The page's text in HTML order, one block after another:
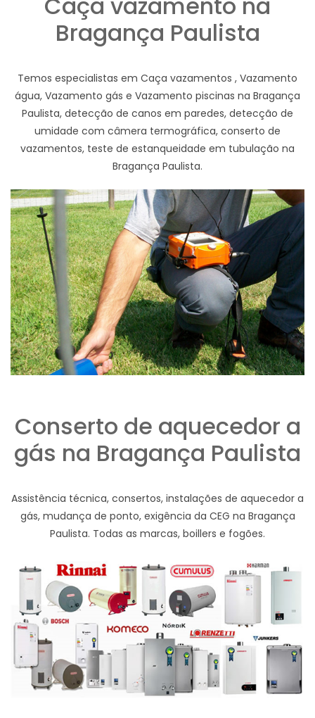
Bragança Paulista
Temos especialistas em Caça vazamentos , Vazamento
água, Vazamento gás e Vazamento piscinas na Bragança
Paulista, detecção de canos em paredes, detecção de
umidade com câmera termográfica, conserto de
vazamentos, teste de estanqueidade em tubulação na
Bragança Paulista.
Conserto de aquecedor a
gás na Bragança Paulista
Assistência técnica, consertos, instalações de aquecedor a
gás, mudança de ponto, exigência da CEG na Bragança
Paulista. Todas as marcas, boillers e fogões.